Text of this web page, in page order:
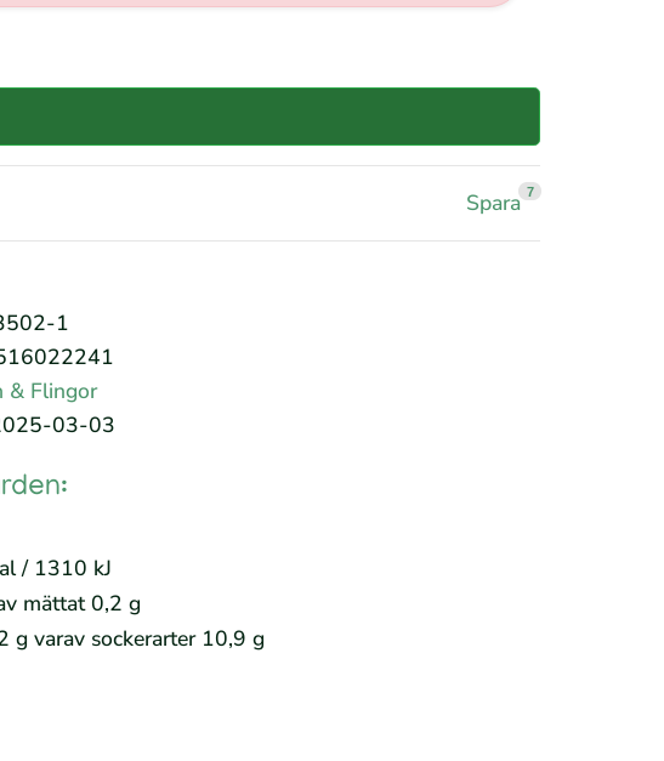
Spara 7
1
& Flingor
03-03
/ 1310 kJ
mättat 0,2 g
g varav sockerarter 10,9 g